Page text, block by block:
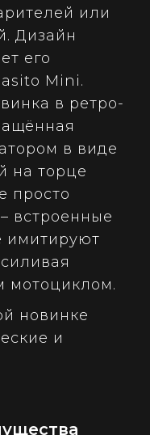
или
Дизайн
его
Mini.
в ретро-
в виде
на торце
просто
встроенные
имитируют
мотоциклом.
новинке
и